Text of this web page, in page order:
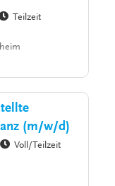
Teilzeit
(m/w/d)
Voll/Teilzeit